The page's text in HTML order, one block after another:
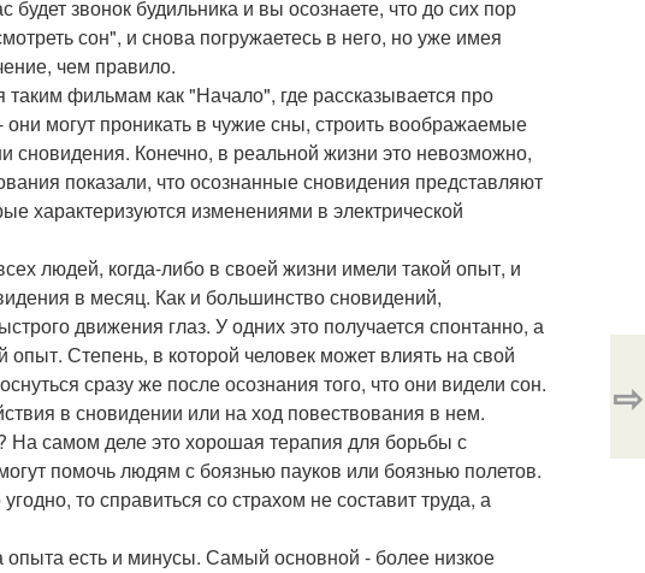
будет звонок будильника и вы осознаете, что до сих пор
сон", и снова погружаетесь в него, но уже имея
чем правило.
фильмам как "Начало", где рассказывается про
могут проникать в чужие сны, строить воображаемые
сновидения. Конечно, в реальной жизни это невозможно,
показали, что осознанные сновидения представляют
характеризуются изменениями в электрической
людей, когда-либо в своей жизни имели такой опыт, и
в месяц. Как и большинство сновидений,
движения глаз. У одних это получается спонтанно, а
Степень, в которой человек может влиять на свой
сразу же после осознания того, что они видели сон.
в сновидении или на ход повествования в нем.
самом деле это хорошая терапия для борьбы с
помочь людям с боязнью пауков или боязнью полетов.
то справиться со страхом не составит труда, а
есть и минусы. Самый основной - более низкое
⇨